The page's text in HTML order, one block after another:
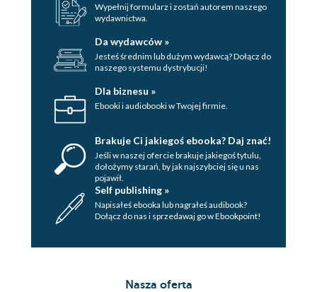
Wypełnij formularz i zostań autorem naszego
wydawnictwa.
Da wydawców »
Jesteś średnim lub dużym wydawcą? Dołącz do
naszego systemu dystrybucji!
Dla biznesu »
Ebooki i audiobooki w Twojej firmie.
Brakuje Ci jakiegoś ebooka? Daj znać!
Jeśli w naszej ofercie brakuje jakiegoś tytulu,
dołożymy starań, by jak najszybciej się u nas
pojawił.
Self publishing »
Napisałeś ebooka lub nagrałeś audibook?
Dołącz do nas i sprzedawaj go w Ebookpoint!
Nasza oferta